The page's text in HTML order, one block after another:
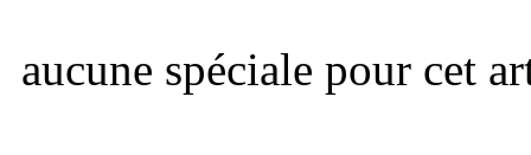
aucune spéciale pour cet